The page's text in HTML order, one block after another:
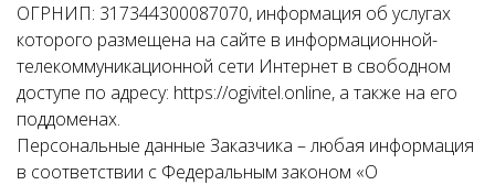
ОГРНИП: 317344300087070, информация об услугах
которого размещена на сайте в информационной-
телекоммуникационной сети Интернет в свободном
доступе по адресу: https://ogivitel.online, а также на его
поддоменах.
Персональные данные Заказчика – любая информация
в соответствии с Федеральным законом «О